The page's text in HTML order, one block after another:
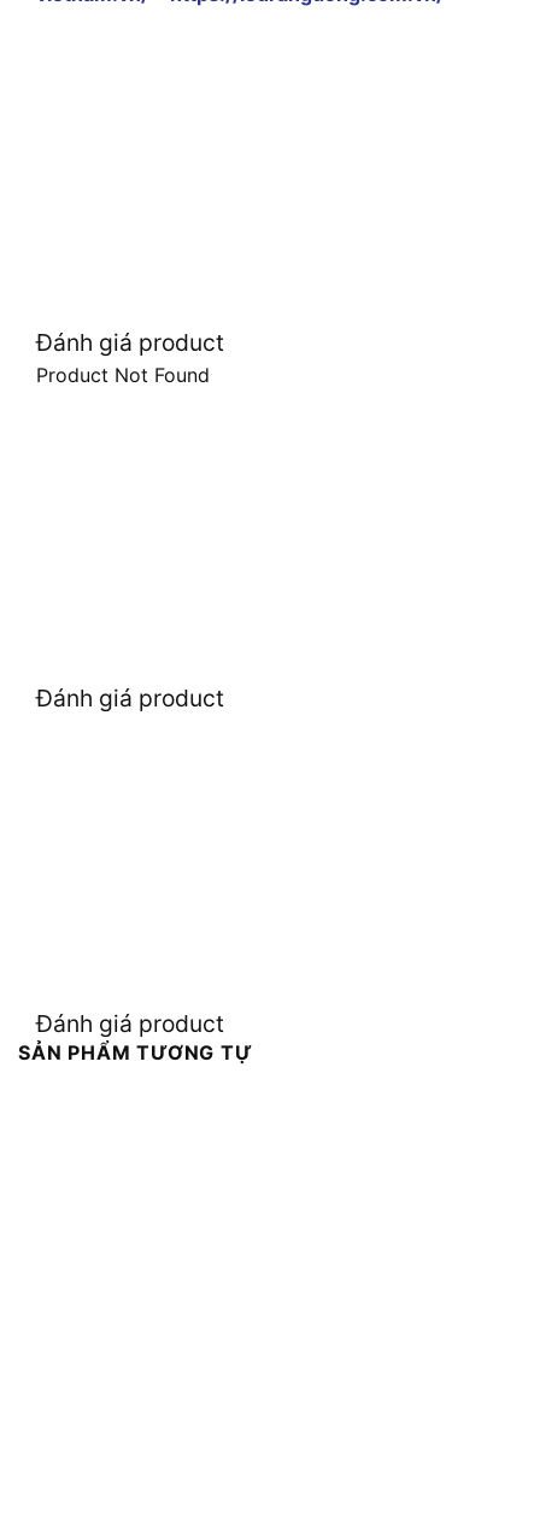
Đánh giá product
Product Not Found
Đánh giá product
Đánh giá product
SẢN PHẨM TƯƠNG TỰ